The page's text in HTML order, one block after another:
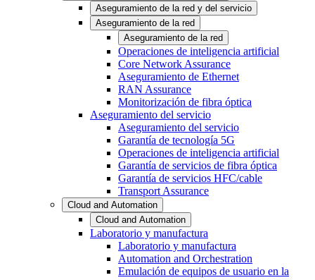
Aseguramiento de la red y del servicio
Aseguramiento de la red
Aseguramiento de la red
Operaciones de inteligencia artificial
Core Network Assurance
Aseguramiento de Ethernet
RAN Assurance
Monitorización de fibra óptica
Aseguramiento del servicio
Aseguramiento del servicio
Garantía de tecnología 5G
Operaciones de inteligencia artificial
Garantía de servicios de fibra óptica
Garantía de servicios HFC/cable
Transport Assurance
Cloud and Automation
Cloud and Automation
Laboratorio y manufactura
Laboratorio y manufactura
Automation and Orchestration
Emulación de equipos de usuario en la